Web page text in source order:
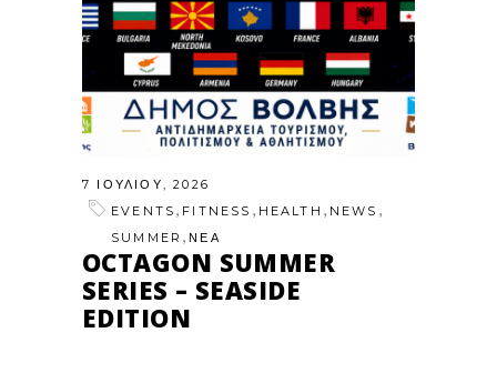
7 ΙΟΥΛΊΟΥ, 2026
EVENTS
FITNESS HEALTH NEWS
SUMMER ,ΝΕΑ
OCTAGON SUMMER
SERIES – SEASIDE
EDITION